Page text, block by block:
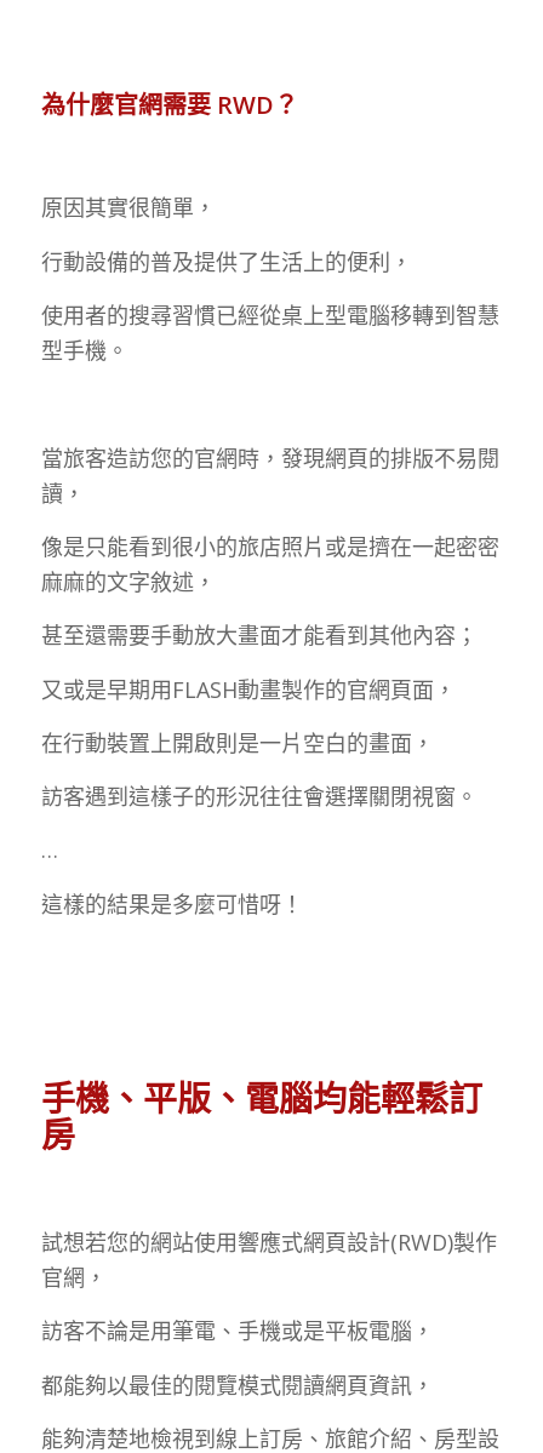
為什麼官網需要 RWD？
原因其實很簡單，
行動設備的普及提供了生活上的便利，
使用者的搜尋習慣已經從桌上型電腦移轉到智慧
型手機。
當旅客造訪您的官網時，發現網頁的排版不易閱
讀，
像是只能看到很小的旅店照片或是擠在一起密密
麻麻的文字敘述，
甚至還需要手動放大畫面才能看到其他內容；
又或是早期用FLASH動畫製作的官網頁面，
在行動裝置上開啟則是一片空白的畫面，
訪客遇到這樣子的形況往往會選擇關閉視窗。
…
這樣的結果是多麼可惜呀！
手機、平版、電腦均能輕鬆訂
房
試想若您的網站使用響應式網頁設計(RWD)製作
官網，
訪客不論是用筆電、手機或是平板電腦，
都能夠以最佳的閱覽模式閱讀網頁資訊，
能夠清楚地檢視到線上訂房、旅館介紹、房型設